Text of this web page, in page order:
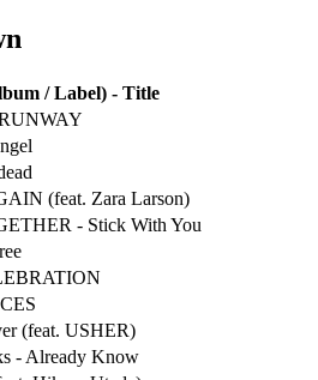
/ Label) - Title
(feat. Zara Larson)
- Stick With You
(feat. USHER)
- Already Know